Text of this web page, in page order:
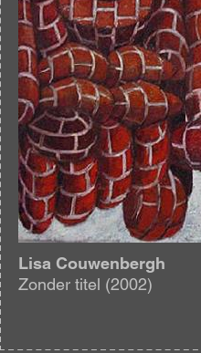
Lisa Couwenbergh
Zonder titel (2002)